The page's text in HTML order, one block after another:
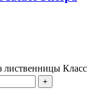
лиственницы Класс